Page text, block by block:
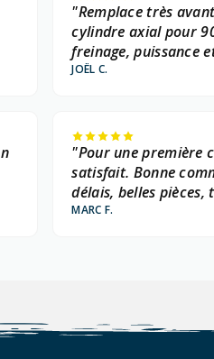
"Remplace très
cylindre axial pour
freinage, puissance
JOËL C.
"Pour une première
satisfait. Bonne
délais, belles
MARC F.